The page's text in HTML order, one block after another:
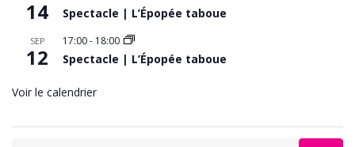
14 Spectacle | L’Épopée taboue
SEP
12
17:00- 18:00
Spectacle | L’Épopée taboue
Voir le calendrier